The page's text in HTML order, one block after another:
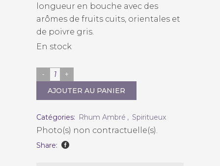
longueur en bouche avec des
arômes de fruits cuits, orientales et
de poivre gris.
En stock
La
Mauny
XO
quantity
AJOUTER AU PANIER
Catégories: Rhum Ambré , Spiritueux
Photo(s) non contractuelle(s).
Share: